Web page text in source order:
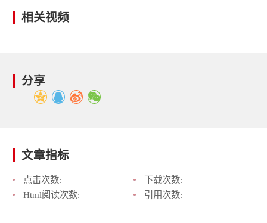
相关视频
分享
文章指标
点击次数:
下载次数:
Html阅读次数:
引用次数: